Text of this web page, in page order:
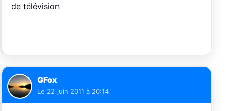
de télévision
GFox
Le 22 juin 2011 à 20:14